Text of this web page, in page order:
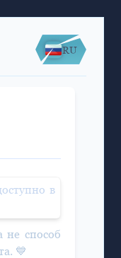
RU
в
способ
💙